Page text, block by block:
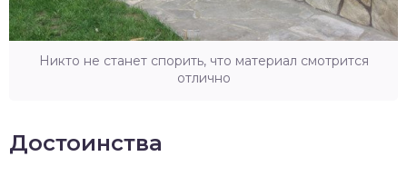
Никто не станет спорить, что материал смотрится
отлично
Достоинства